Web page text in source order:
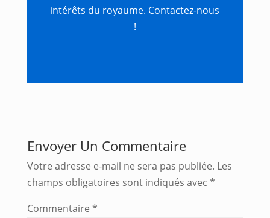
intérêts du royaume. Contactez-nous
!
Envoyer Un Commentaire
Votre adresse e-mail ne sera pas publiée. Les
champs obligatoires sont indiqués avec *
Commentaire *